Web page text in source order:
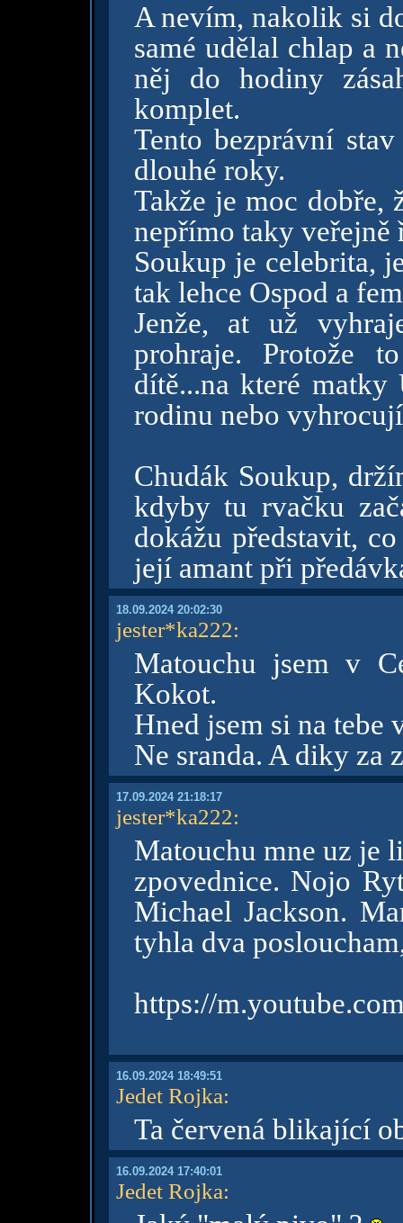
A nevím, nakolik si
samé udělal chlap a
něj do hodiny
komplet.
Tento bezprávní
dlouhé roky.
Takže je moc dobře,
nepřímo taky veřejně
Soukup je celebrita,
tak lehce Ospod a
Jenže, at už
prohraje. Protože
dítě...na které
rodinu nebo
Chudák Soukup,
kdyby tu rvačku
dokážu představit,
její amant při
18.09.2024 20:02:30
jester*ka222:
Matouchu jsem v
Kokot.
Hned jsem si na tebe
Ne sranda. A diky za
17.09.2024 21:18:17
jester*ka222:
Matouchu mne uz je
zpovednice. Nojo
Michael Jackson.
tyhla dva
https://
16.09.2024 18:49:51
Jedet Rojka:
Ta červená blikající
16.09.2024 17:40:01
Jedet Rojka: